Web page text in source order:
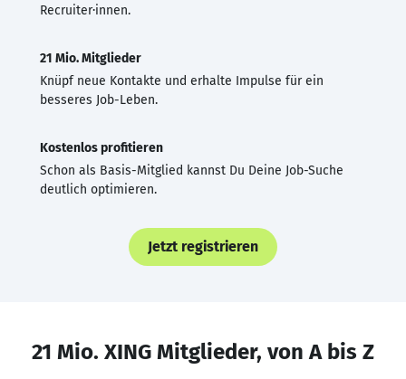
Recruiter·innen.
21 Mio. Mitglieder
Knüpf neue Kontakte und erhalte Impulse für ein
besseres Job-Leben.
Kostenlos profitieren
Schon als Basis-Mitglied kannst Du Deine Job-Suche
deutlich optimieren.
Jetzt registrieren
21 Mio. XING Mitglieder, von A bis Z